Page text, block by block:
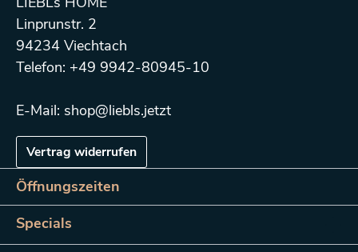
Linprunstr. 2
94234 Viechtach
Telefon: +49 9942-80945-10
E-Mail: shop@liebls.jetzt
Vertrag widerrufen
Öffnungszeiten
Specials